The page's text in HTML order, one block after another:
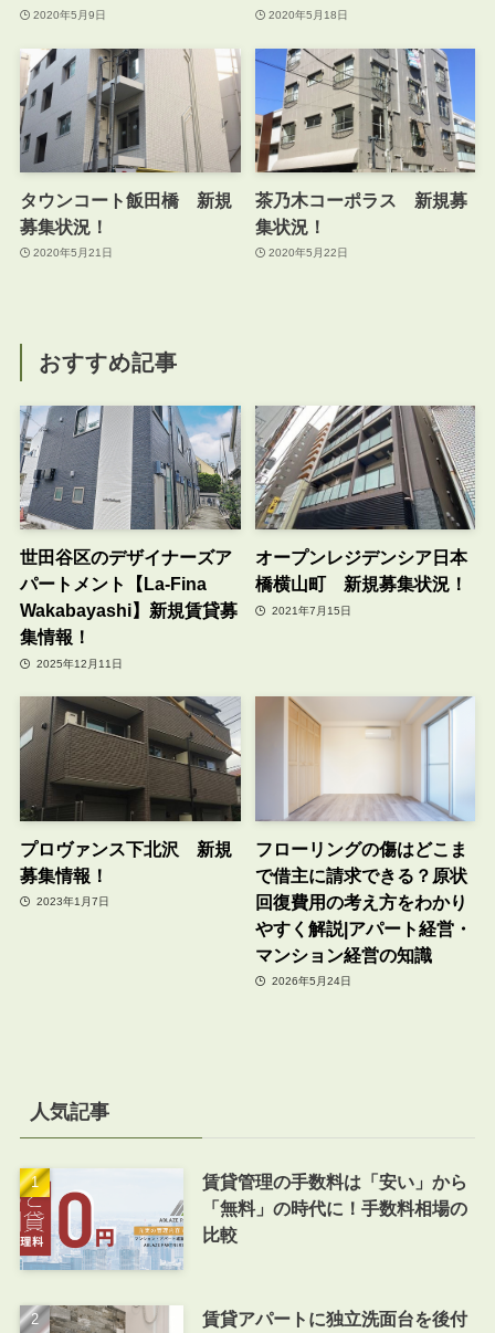
2020年5月9日 2020年5月18日
タウンコート飯田橋 新規
募集状況！
2020年5月21日
茶乃木コーポラス 新規募
集状況！
2020年5月22日
おすすめ記事
世田谷区のデザイナーズア
パートメント【La-Fina
Wakabayashi】新規賃貸募
集情報！
2025年12月11日
オープンレジデンシア日本
橋横山町 新規募集状況！
2021年7月15日
プロヴァンス下北沢 新規
募集情報！
2023年1月7日
フローリングの傷はどこま
で借主に請求できる？原状
回復費用の考え方をわかり
やすく解説|アパート経営・
マンション経営の知識
2026年5月24日
人気記事
賃貸管理の手数料は「安い」から
「無料」の時代に！手数料相場の
比較
賃貸アパートに独立洗面台を後付